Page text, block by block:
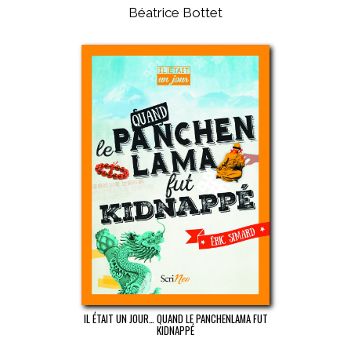
Béatrice Bottet
IL ÉTAIT UN JOUR… QUAND LE PANCHENLAMA FUT
KIDNAPPÉ